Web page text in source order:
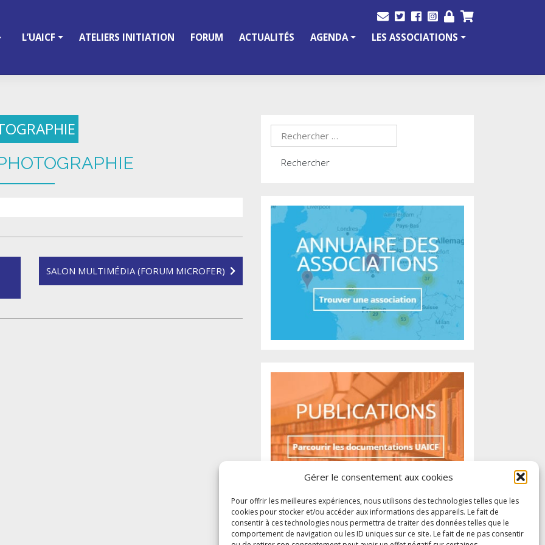
Gérer le consentement aux cookies
Pour offrir les meilleures expériences, nous utilisons des technologies telles que les
cookies pour stocker et/ou accéder aux informations des appareils. Le fait de
consentir à ces technologies nous permettra de traiter des données telles que le
comportement de navigation ou les ID uniques sur ce site. Le fait de ne pas consentir
L’UAICF ATELIERS INITIATION FORUM ACTUALITÉS AGENDA LES ASSOCIATIONS
SALON MULTIMÉDIA (FORUM MICROFER)